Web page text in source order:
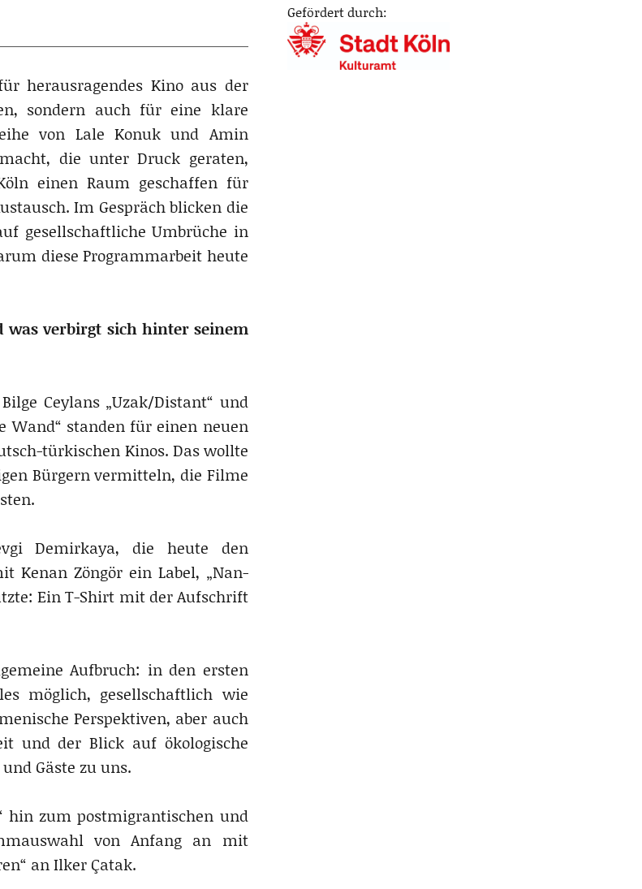
herausragendes Kino aus der
sondern auch für eine klare
von Lale Konuk und Amin
die unter Druck geraten,
einen Raum geschaffen für
Im Gespräch blicken die
gesellschaftliche Umbrüche in
diese Programmarbeit heute
was verbirgt sich hinter seinem
Ceylans „Uzak/Distant“ und
Wand“ standen für einen neuen
türkischen Kinos. Das wollte
Bürgern vermitteln, die Filme
Demirkaya, die heute den
Zöngör ein Label, „Nan-
Ein T-Shirt mit der Aufschrift
Aufbruch: in den ersten
möglich, gesellschaftlich wie
Perspektiven, aber auch
und der Blick auf ökologische
Gäste zu uns.
hin zum postmigrantischen und
von Anfang an mit
an Ilker Çatak.
Gefördert durch: